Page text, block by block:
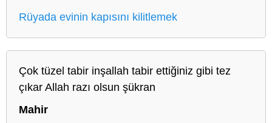
Rüyada evinin kapısını kilitlemek
Çok tüzel tabir inşallah tabir ettiğiniz gibi tez
çıkar Allah razı olsun şükran
Mahir